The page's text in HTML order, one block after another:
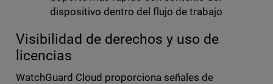
dispositivo dentro del flujo de trabajo
Visibilidad de derechos y uso de
licencias
WatchGuard Cloud proporciona señales de